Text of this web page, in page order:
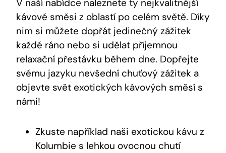
V naší nabídce naleznete ty nejkvalitnější
kávové směsi z oblastí po celém světě. Díky
nim si můžete dopřát jedinečný zážitek
každé ráno nebo si udělat příjemnou
relaxační přestávku během dne. Dopřejte
svému jazyku nevšední chuťový zážitek a
objevte svět exotických kávových směsí s
námi!
Zkuste například naši exotickou kávu z
Kolumbie s lehkou ovocnou chutí